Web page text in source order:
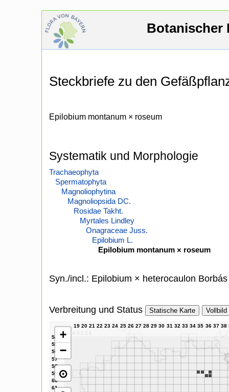
Botanischer
Steckbriefe zu den
Epilobium montanum × roseum
Systematik und Morphologie
Trachaeophyta
Spermatophyta
Magnoliophytina
Magnoliopsida DC.
Rosidae Takht.
Myrtales Lindley
Onagraceae Juss.
Epilobium L.
Epilobium montanum × roseum
Syn./incl.: Epilobium × heterocaulon Borbás
Verbreitung und Status Statische Karte Vollbild
+
−
⊙